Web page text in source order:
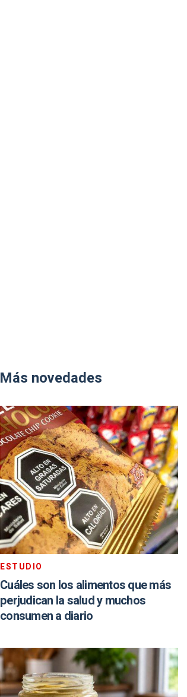
Más novedades
ESTUDIO
Cuáles son los alimentos que más
perjudican la salud y muchos
consumen a diario